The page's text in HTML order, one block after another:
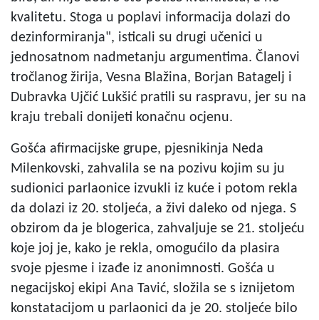
kvalitetu. Stoga u poplavi informacija dolazi do
dezinformiranja", isticali su drugi učenici u
jednosatnom nadmetanju argumentima. Članovi
tročlanog žirija, Vesna Blažina, Borjan Batagelj i
Dubravka Ujčić Lukšić pratili su raspravu, jer su na
kraju trebali donijeti konačnu ocjenu.
Gošća afirmacijske grupe, pjesnikinja Neda
Milenkovski, zahvalila se na pozivu kojim su ju
sudionici parlaonice izvukli iz kuće i potom rekla
da dolazi iz 20. stoljeća, a živi daleko od njega. S
obzirom da je blogerica, zahvaljuje se 21. stoljeću
koje joj je, kako je rekla, omogućilo da plasira
svoje pjesme i izađe iz anonimnosti. Gošća u
negacijskoj ekipi Ana Tavić, složila se s iznijetom
konstatacijom u parlaonici da je 20. stoljeće bilo